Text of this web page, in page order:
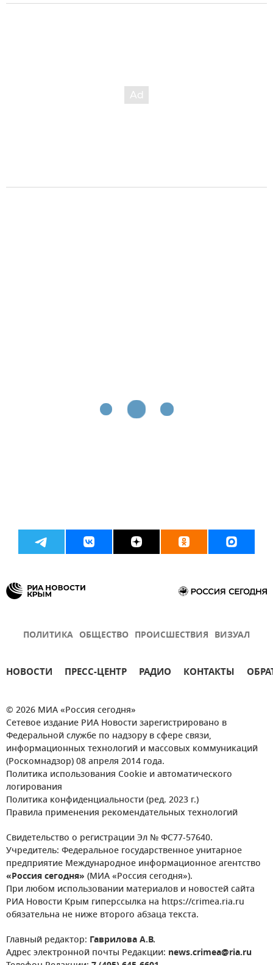
ПОЛИТИКА ОБЩЕСТВО ПРОИСШЕСТВИЯ ВИЗУАЛ
НОВОСТИ ПРЕСС-ЦЕНТР РАДИО КОНТАКТЫ
© 2026 МИА «Россия сегодня»
Сетевое издание РИА Новости зарегистрировано в
Федеральной службе по надзору в сфере связи,
информационных технологий и массовых коммуникаций
(Роскомнадзор) 08 апреля 2014 года.
Политика использования Cookie и автоматического
логирования
Политика конфиденциальности (ред. 2023 г.)
Правила применения рекомендательных технологий
Свидетельство о регистрации Эл № ФС77-57640.
Учредитель: Федеральное государственное унитарное
предприятие Международное информационное агентство
«Россия сегодня» (МИА «Россия сегодня»).
При любом использовании материалов и новостей сайта
РИА Новости Крым гиперссылка на https://crimea.ria.ru
обязательна не ниже второго абзаца текста.
Главный редактор: Гаврилова А.В.
Адрес электронной почты Редакции: news.crimea@ria.ru